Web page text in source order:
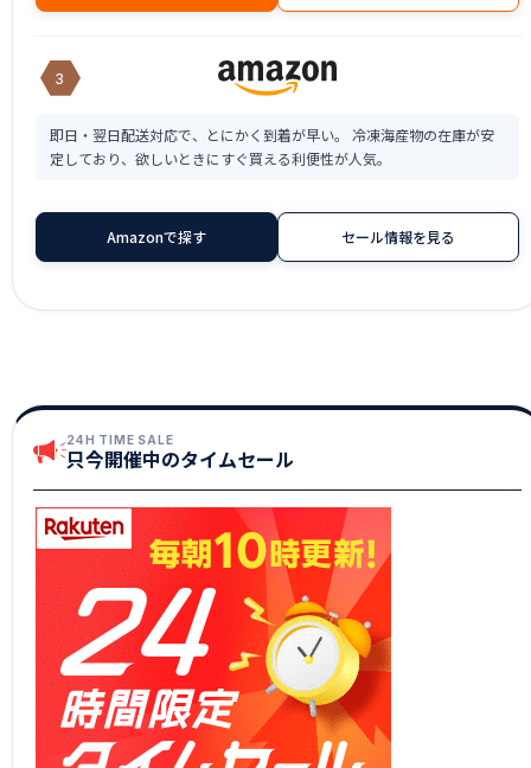
3
即日・翌日配送対応で、とにかく到着が早い。 冷凍海産物の在庫が安
定しており、欲しいときにすぐ買える利便性が人気。
Amazonで探す セール情報を見る
24H TIME SALE
只今開催中のタイムセール